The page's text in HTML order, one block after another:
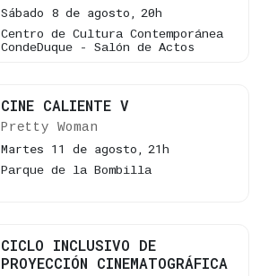
Sábado 8 de agosto, 20h
Centro de Cultura Contemporánea
CondeDuque - Salón de Actos
CINE CALIENTE V
Pretty Woman
Martes 11 de agosto, 21h
Parque de la Bombilla
CICLO INCLUSIVO DE
PROYECCIÓN CINEMATOGRÁFICA